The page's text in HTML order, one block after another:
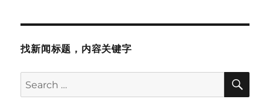
找新闻标题，内容关键字
Search
for: